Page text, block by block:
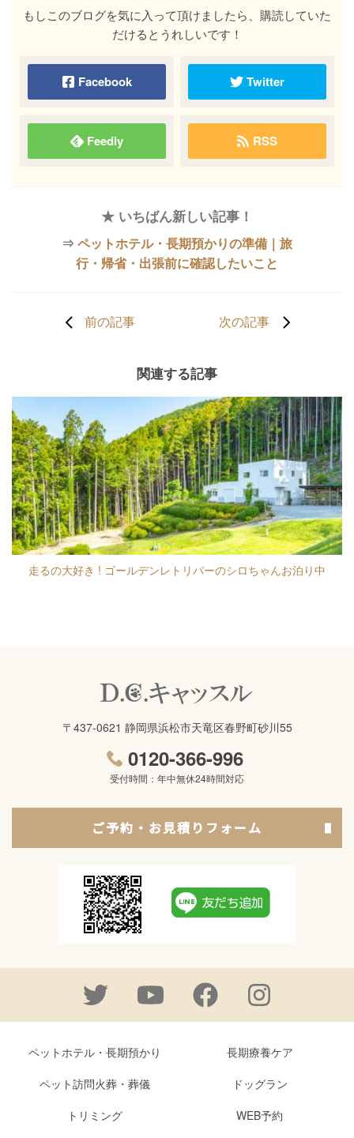
もしこのブログを気に入って頂けましたら、購読していた
だけるとうれしいです！
Facebook Twitter
Feedly RSS
★ いちばん新しい記事！
⇒ ペットホテル・長期預かりの準備｜旅
行・帰省・出張前に確認したいこと
前の記事 次の記事
関連する記事
走るの大好き ! ゴールデンレトリバーのシロちゃんお泊り中
〒437-0621 静岡県浜松市天竜区春野町砂川55
0120-366-996
受付時間：年中無休24時間対応
ご予約・お見積りフォーム
ペットホテル・長期預かり
長期療養ケア
ペット訪問火葬・葬儀
ドッグラン
トリミング
WEB予約